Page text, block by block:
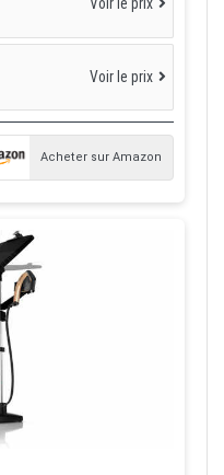
Voir le prix
Voir le prix
Acheter sur Amazon